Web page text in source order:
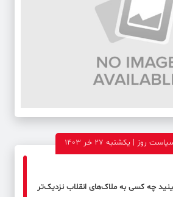
چه کسی به ملاک‌های انقلاب نزدیک‌تر